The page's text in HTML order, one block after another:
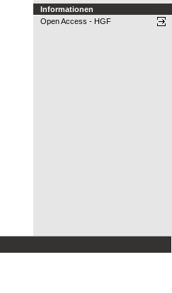
Informationen
Open Access - HGF